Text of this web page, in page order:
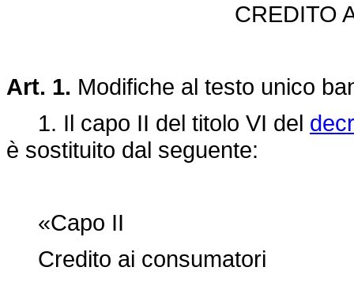
CREDITO
Art. 1. Modifiche al testo unico
1. Il capo II del titolo VI del
è sostituito dal seguente:
«Capo II
Credito ai consumatori